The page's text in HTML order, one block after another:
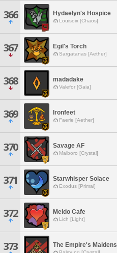
366 Hydaelyn's Hospice
Louisoix [Chaos]
367 Egil's Torch
Sargatanas [Aether]
368 madadake
Valefor [Gaia]
369 Ironfeet
Faerie [Aether]
370 Savage AF
Malboro [Crystal]
371 Starwhisper Solace
Exodus [Primal]
372 Meido Cafe
Lich [Light]
373 The Empire's Maidens